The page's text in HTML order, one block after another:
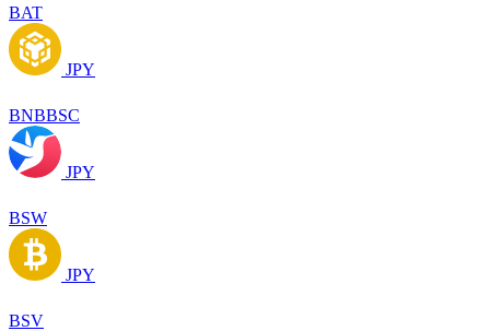
BAT
JPY
BNBBSC
JPY
BSW
JPY
BSV